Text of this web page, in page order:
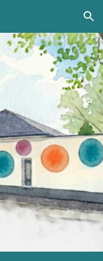
Skip to navigation